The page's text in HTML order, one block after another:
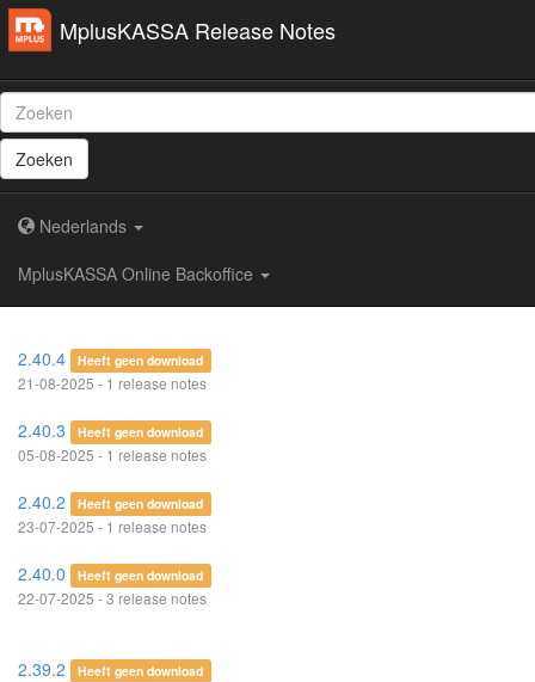
MplusKASSA Release Notes
Zoeken
Nederlands
MplusKASSA Online Backoffice
2.40.4 Heeft geen download
21-08-2025 - 1 release notes
2.40.3 Heeft geen download
05-08-2025 - 1 release notes
2.40.2 Heeft geen download
23-07-2025 - 1 release notes
2.40.0 Heeft geen download
22-07-2025 - 3 release notes
2.39.2 Heeft geen download